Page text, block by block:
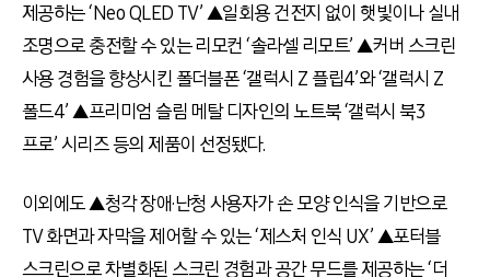
제공하는‘Neo QLED TV’▲일회용 건전지 없이 햇빛이나 실내
조명으로 충전할 수 있는 리모컨‘솔라셀 리모트’▲커버 스크린
사용 경험을 향상시킨 폴더블폰‘갤럭시 Z플립4’와‘갤럭시 Z
폴드4’▲프리미엄 슬림 메탈 디자인의 노트북‘갤럭시 북3
프로’시리즈 등의 제품이 선정됐다.
이외에도 ▲청각 장애·난청 사용자가 손 모양 인식을 기반으로
TV화면과 자막을 제어할 수 있는‘제스처 인식 UX’▲포터블
스크린으로 차별화된 스크린 경험과 공간 무드를 제공하는‘더